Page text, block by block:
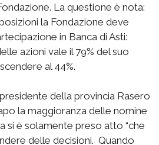
La questione è nota:
la Fondazione deve
in Banca di Asti:
azioni vale il 79% del suo
al 44%.
della provincia Rasero
la maggioranza delle nomine
si è solamente preso atto “che
delle decisioni. Quando